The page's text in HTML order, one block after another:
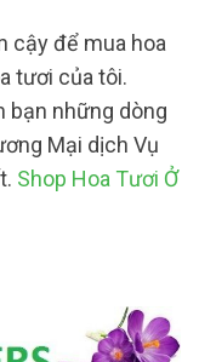
cậy để mua hoa
tươi của tôi.
bạn những dòng
Mại dịch Vụ
Shop Hoa Tươi Ở